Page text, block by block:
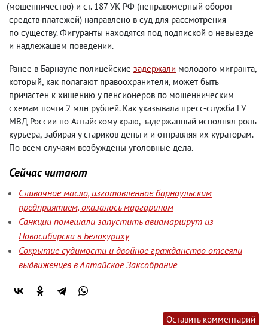
(мошенничество) и ст. 187 УК РФ (неправомерный оборот
средств платежей) направлено в суд для рассмотрения
по существу. Фигуранты находятся под подпиской о невыезде
и надлежащем поведении.
Ранее в Барнауле полицейские задержали молодого мигранта,
который, как полагают правоохранители, может быть
причастен к хищению у пенсионеров по мошенническим
схемам почти 2 млн рублей. Как указывала пресс-служба ГУ
МВД России по Алтайскому краю, задержанный исполнял роль
курьера, забирая у стариков деньги и отправляя их кураторам.
По всем случаям возбуждены уголовные дела.
Сейчас читают
Сливочное масло, изготовленное барнаульским
предприятием, оказалось маргарином
Санкции помешали запустить авиамаршрут из
Новосибирска в Белокуриху
Сокрытие судимости и двойное гражданство отсеяли
выдвиженцев в Алтайское Заксобрание
Оставить комментарий